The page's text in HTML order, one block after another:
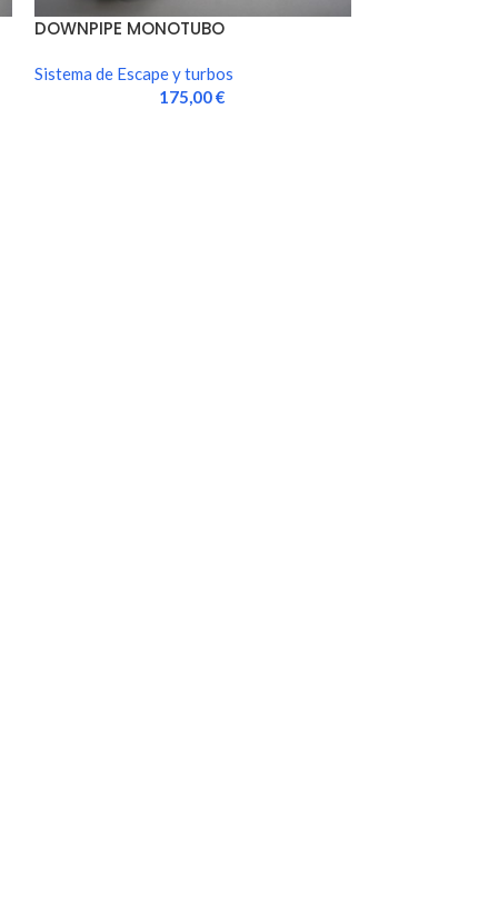
DOWNPIPE MONOTUBO
Sistema de Escape y turbos
175,00€